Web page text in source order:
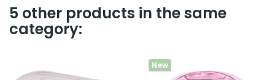
5 other products in the same
category:
New